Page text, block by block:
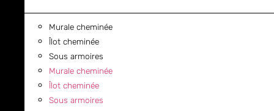
Murale cheminée
Îlot cheminée
Sous armoires
Murale cheminée
Îlot cheminée
Sous armoires